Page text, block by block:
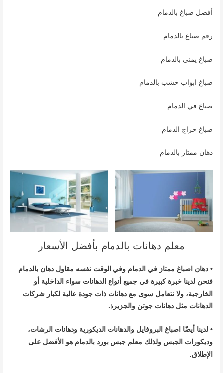
أفضل صباغ بالدمام
رقم صباغ بالدمام
صباغ يمني بالدمام
صباغ ابواب خشب بالدمام
صباغ في الدمام
صباغ حراج الدمام
دهان ممتاز بالدمام
معلم دهانات بالدمام بأفضل الأسعار
• دهان اصباغ ممتاز في الدمام وفي الوقت نفسه مقاول دهان بالدمام
فنحن لدينا خبرة كبيرة في جميع أنواع الدهانات سواء الداخلية أو
الخارجية، ولا نتعامل سوى مع دهانات ذات جودة عالية لكبار شركات
الدهانات مثل دهانات جوتن والجزيرة.
• لدينا أيضًا اصباغ البروفايل والدهانات الديكورية ودهانات الرشات،
وديكورات الجبس ولذلك معلم جبس بورد بالدمام هو الأفضل على
الإطلاق.